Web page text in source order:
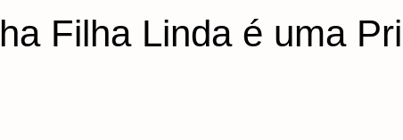
Filha Linda é uma